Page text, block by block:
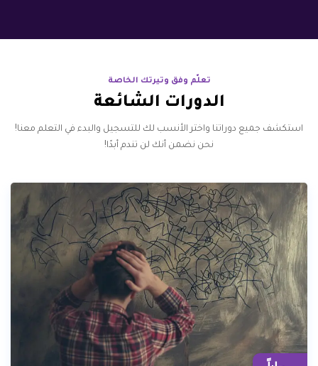
تعلّم وفق وتيرتك الخاصة
الدورات الشائعة
استكشف جميع دوراتنا واختر الأنسب لك للتسجيل والبدء في التعلم معنا!
نحن نضمن أنك لن تندم أبدًا!